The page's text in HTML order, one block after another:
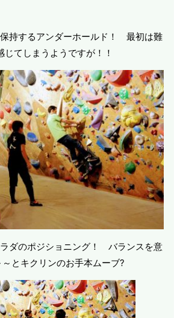
持するアンダーホールド！ 最初は難
じてしまうようですが！！
ダのポジショニング！ バランスを意
とキクリンのお手本ムーブ?